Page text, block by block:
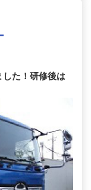
した！研修後は